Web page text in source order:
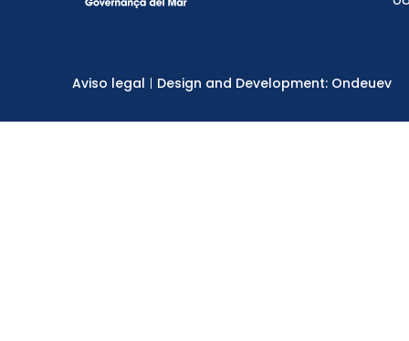
Aviso legal Design and Development: Ondeuev